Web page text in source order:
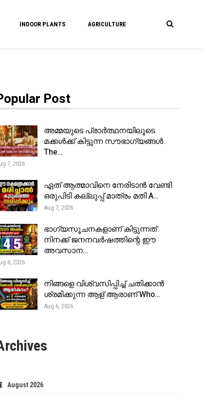
INDOOR PLANTS AGRICULTURE
Post
അമ്മയുടെ പ്രാർത്ഥനയിലൂടെ
മക്കൾക്ക് കിട്ടുന്ന സൗഭാഗ്യങ്ങൾ
The…
7, 2026
ഏത് ആത്മാവിനെ നേരിടാൻ വേണ്ടി
ഒരുപിടി കല്ലുപ്പ് മാത്രം മതി A…
Aug 7, 2026
ഭാഗ്യസൂചനകളാണ് കിട്ടുന്നത്
നിനക്ക് ജനനവർഷത്തിന്റെ ഈ
അവസാന…
6, 2026
നിങ്ങളെ വിശ്വസിപ്പിച്ച് ചതിക്കാൻ
ശ്രമിക്കുന്ന ആള് ആരാണ് Who…
Aug 6, 2026
August 2026